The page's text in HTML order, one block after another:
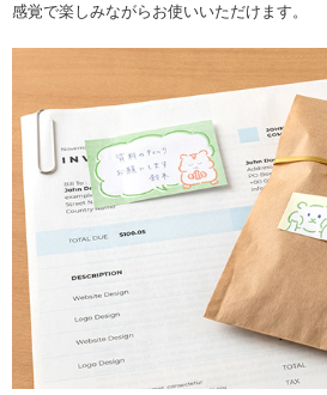
感覚で楽しみながらお使いいただけます。